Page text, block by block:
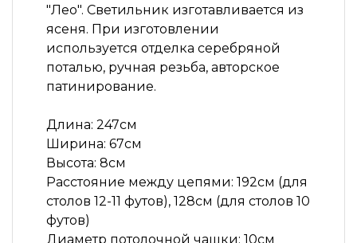
"Лео". Светильник изготавливается из
ясеня. При изготовлении
используется отделка серебряной
поталью, ручная резьба, авторское
патинирование.
Длина: 247см
Ширина: 67см
Высота: 8см
Расстояние между цепями: 192см (для
столов 12-11 футов), 128см (для столов 10
футов)
Диаметр потолочной чашки: 10см